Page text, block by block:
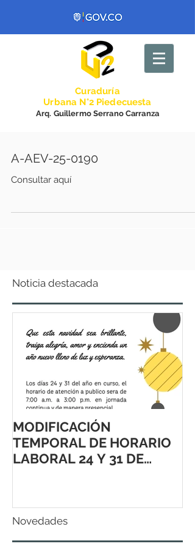
Curaduría
Urbana N°2 Piedecuesta
Arq. Guillermo Serrano Carranza
A-AEV-25-0190
Consultar aquí
Noticia destacada
MODIFICACIÓN
TEMPORAL DE HORARIO
LABORAL 24 Y 31 DE
Novedades